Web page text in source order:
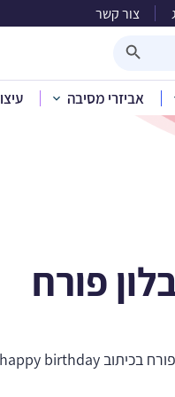
צור קשר
אביזרי מסיבה
בית»קטלוג מוצרים
פורח